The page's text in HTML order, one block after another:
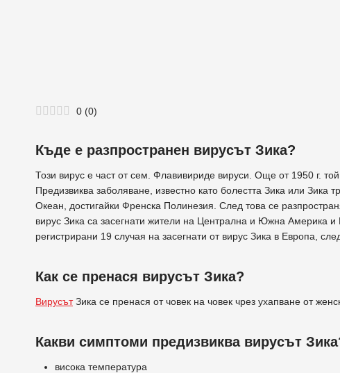
0 (0)
Къде е разпространен вирусът Зика?
Този вирус е част от сем. Флавивириде вируси. Още от 1950 г.
Предизвиква заболяване, известно като болестта Зика или Зика
Океан, достигайки Френска Полинезия. След това се
вирус Зика са засегнати жители на Централна и Южна Америка
регистрирани 19 случая на засегнати от вирус Зика в Европа,
Как се пренася вирусът Зика?
ВирусътЗика се пренася от човек на човек чрез ухапване от
Какви симптоми предизвиква вирусът
висока температура